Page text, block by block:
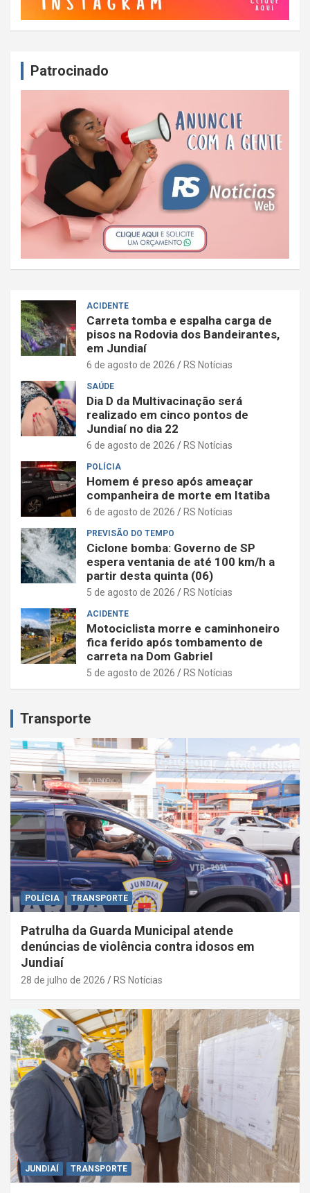
Patrocinado
ACIDENTE
Carreta tomba e espalha carga de
pisos na Rodovia dos Bandeirantes,
em Jundiaí
6 de agosto de 2026 RS Notícias
SAÚDE
Dia D da Multivacinação será
realizado em cinco pontos de
Jundiaí no dia 22
6 de agosto de 2026 RS Notícias
POLÍCIA
Homem é preso após ameaçar
companheira de morte em Itatiba
6 de agosto de 2026 RS Notícias
PREVISÃO DO TEMPO
Ciclone bomba: Governo de SP
espera ventania de até 100 km/h a
partir desta quinta (06)
5 de agosto de 2026 RS Notícias
ACIDENTE
Motociclista morre e caminhoneiro
fica ferido após tombamento de
carreta na Dom Gabriel
5 de agosto de 2026 RS Notícias
Transporte
POLÍCIA TRANSPORTE
Patrulha da Guarda Municipal atende
denúncias de violência contra idosos em
Jundiaí
28 de julho de 2026 RS Notícias
JUNDIAÍ TRANSPORTE